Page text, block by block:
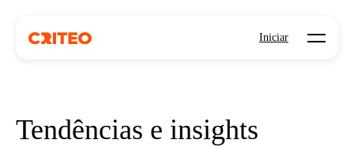
Iniciar Open
Tendências e insights